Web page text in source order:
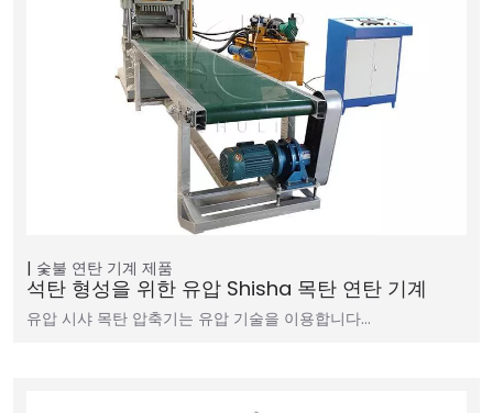
숯불 연탄 기계 제품
석탄 형성을 위한 유압 Shisha 목탄 연탄 기계
유압 시샤 목탄 압축기는 유압 기술을 이용합니다…